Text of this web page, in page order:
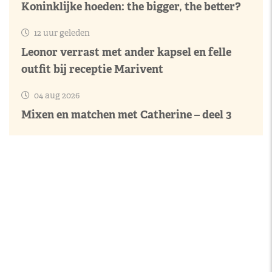
Koninklijke hoeden: the bigger, the better?
12 uur geleden
Leonor verrast met ander kapsel en felle
outfit bij receptie Marivent
04 aug 2026
Mixen en matchen met Catherine – deel 3